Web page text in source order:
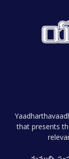
that presents